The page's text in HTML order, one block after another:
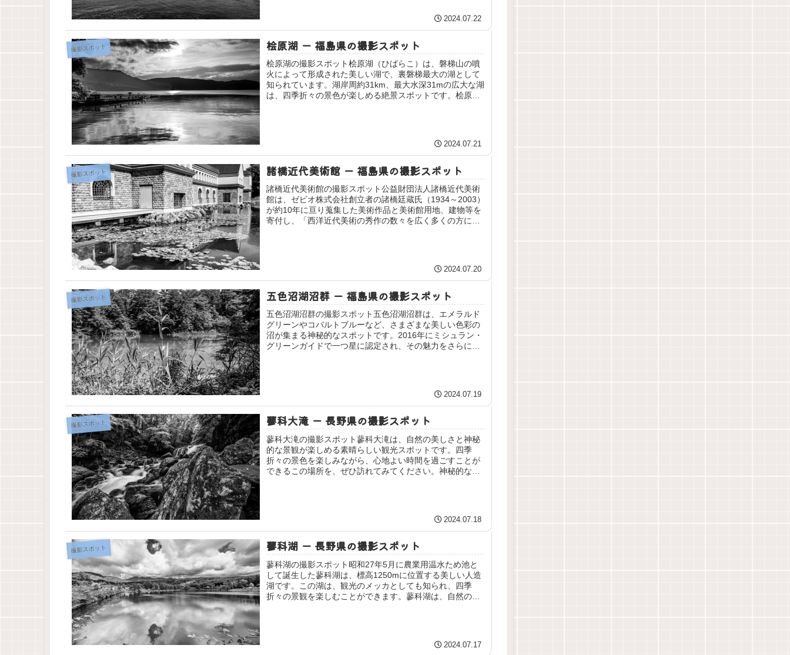
2024.07.22
撮影スポット 桧原湖 ー 福島県の撮影スポット
桧原湖の撮影スポット桧原湖（ひばらこ）は、磐梯山の噴
火によって形成された美しい湖で、裏磐梯最大の湖として
知られています。湖岸周約31km、最大水深31mの広大な湖
は、四季折々の景色が楽しめる絶景スポットです。桧原湖
2024.07.21
撮影スポット 諸橋近代美術館 ー 福島県の撮影スポット
諸橋近代美術館の撮影スポット公益財団法人諸橋近代美術
館は、ゼビオ株式会社創立者の諸橋廷蔵氏（1934～2003）
が約10年に亘り蒐集した美術作品と美術館用地、建物等を
寄付し、「西洋近代美術の秀作の数々を広く多くの方に鑑
2024.07.20
撮影スポット 五色沼湖沼群 ー 福島県の撮影スポット
五色沼湖沼群の撮影スポット五色沼湖沼群は、エメラルド
グリーンやコバルトブルーなど、さまざまな美しい色彩の
沼が集まる神秘的なスポットです。2016年にミシュラン・
グリーンガイドで一つ星に認定され、その魅力をさらに多
2024.07.19
撮影スポット 蓼科大滝 ー 長野県の撮影スポット
蓼科大滝の撮影スポット蓼科大滝は、自然の美しさと神秘
的な景観が楽しめる素晴らしい観光スポットです。四季
折々の景色を楽しみながら、心地よい時間を過ごすことが
できるこの場所を、ぜひ訪れてみてください。神秘的な原
2024.07.18
撮影スポット 蓼科湖 ー 長野県の撮影スポット
蓼科湖の撮影スポット昭和27年5月に農業用温水ため池と
して誕生した蓼科湖は、標高1250mに位置する美しい人造
湖です。この湖は、観光のメッカとしても知られ、四季
折々の景観を楽しむことができます。蓼科湖は、自然の美
2024.07.17